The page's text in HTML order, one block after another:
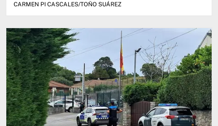
CARMEN PI CASCALES/TOÑO SUÁREZ